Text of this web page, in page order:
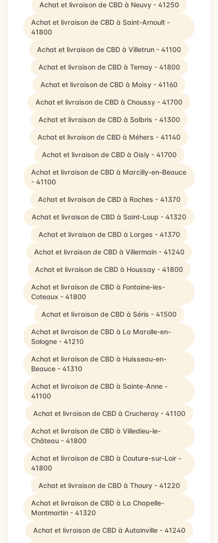
Achat et livraison de CBD à Neuvy - 41250
Achat et livraison de CBD à Saint-Arnoult -
41800
Achat et livraison de CBD à Villetrun - 41100
Achat et livraison de CBD à Ternay - 41800
Achat et livraison de CBD à Moisy - 41160
Achat et livraison de CBD à Choussy - 41700
Achat et livraison de CBD à Salbris - 41300
Achat et livraison de CBD à Méhers - 41140
Achat et livraison de CBD à Oisly - 41700
Achat et livraison de CBD à Marcilly-en-Beauce
- 41100
Achat et livraison de CBD à Roches - 41370
Achat et livraison de CBD à Saint-Loup - 41320
Achat et livraison de CBD à Lorges - 41370
Achat et livraison de CBD à Villermain - 41240
Achat et livraison de CBD à Houssay - 41800
Achat et livraison de CBD à Fontaine-les-
Coteaux - 41800
Achat et livraison de CBD à Séris - 41500
Achat et livraison de CBD à La Marolle-en-
Sologne - 41210
Achat et livraison de CBD à Huisseau-en-
Beauce - 41310
Achat et livraison de CBD à Sainte-Anne -
41100
Achat et livraison de CBD à Crucheray - 41100
Achat et livraison de CBD à Villedieu-le-
Château - 41800
Achat et livraison de CBD à Couture-sur-Loir -
41800
Achat et livraison de CBD à Thoury - 41220
Achat et livraison de CBD à La Chapelle-
Montmartin - 41320
Achat et livraison de CBD à Autainville - 41240